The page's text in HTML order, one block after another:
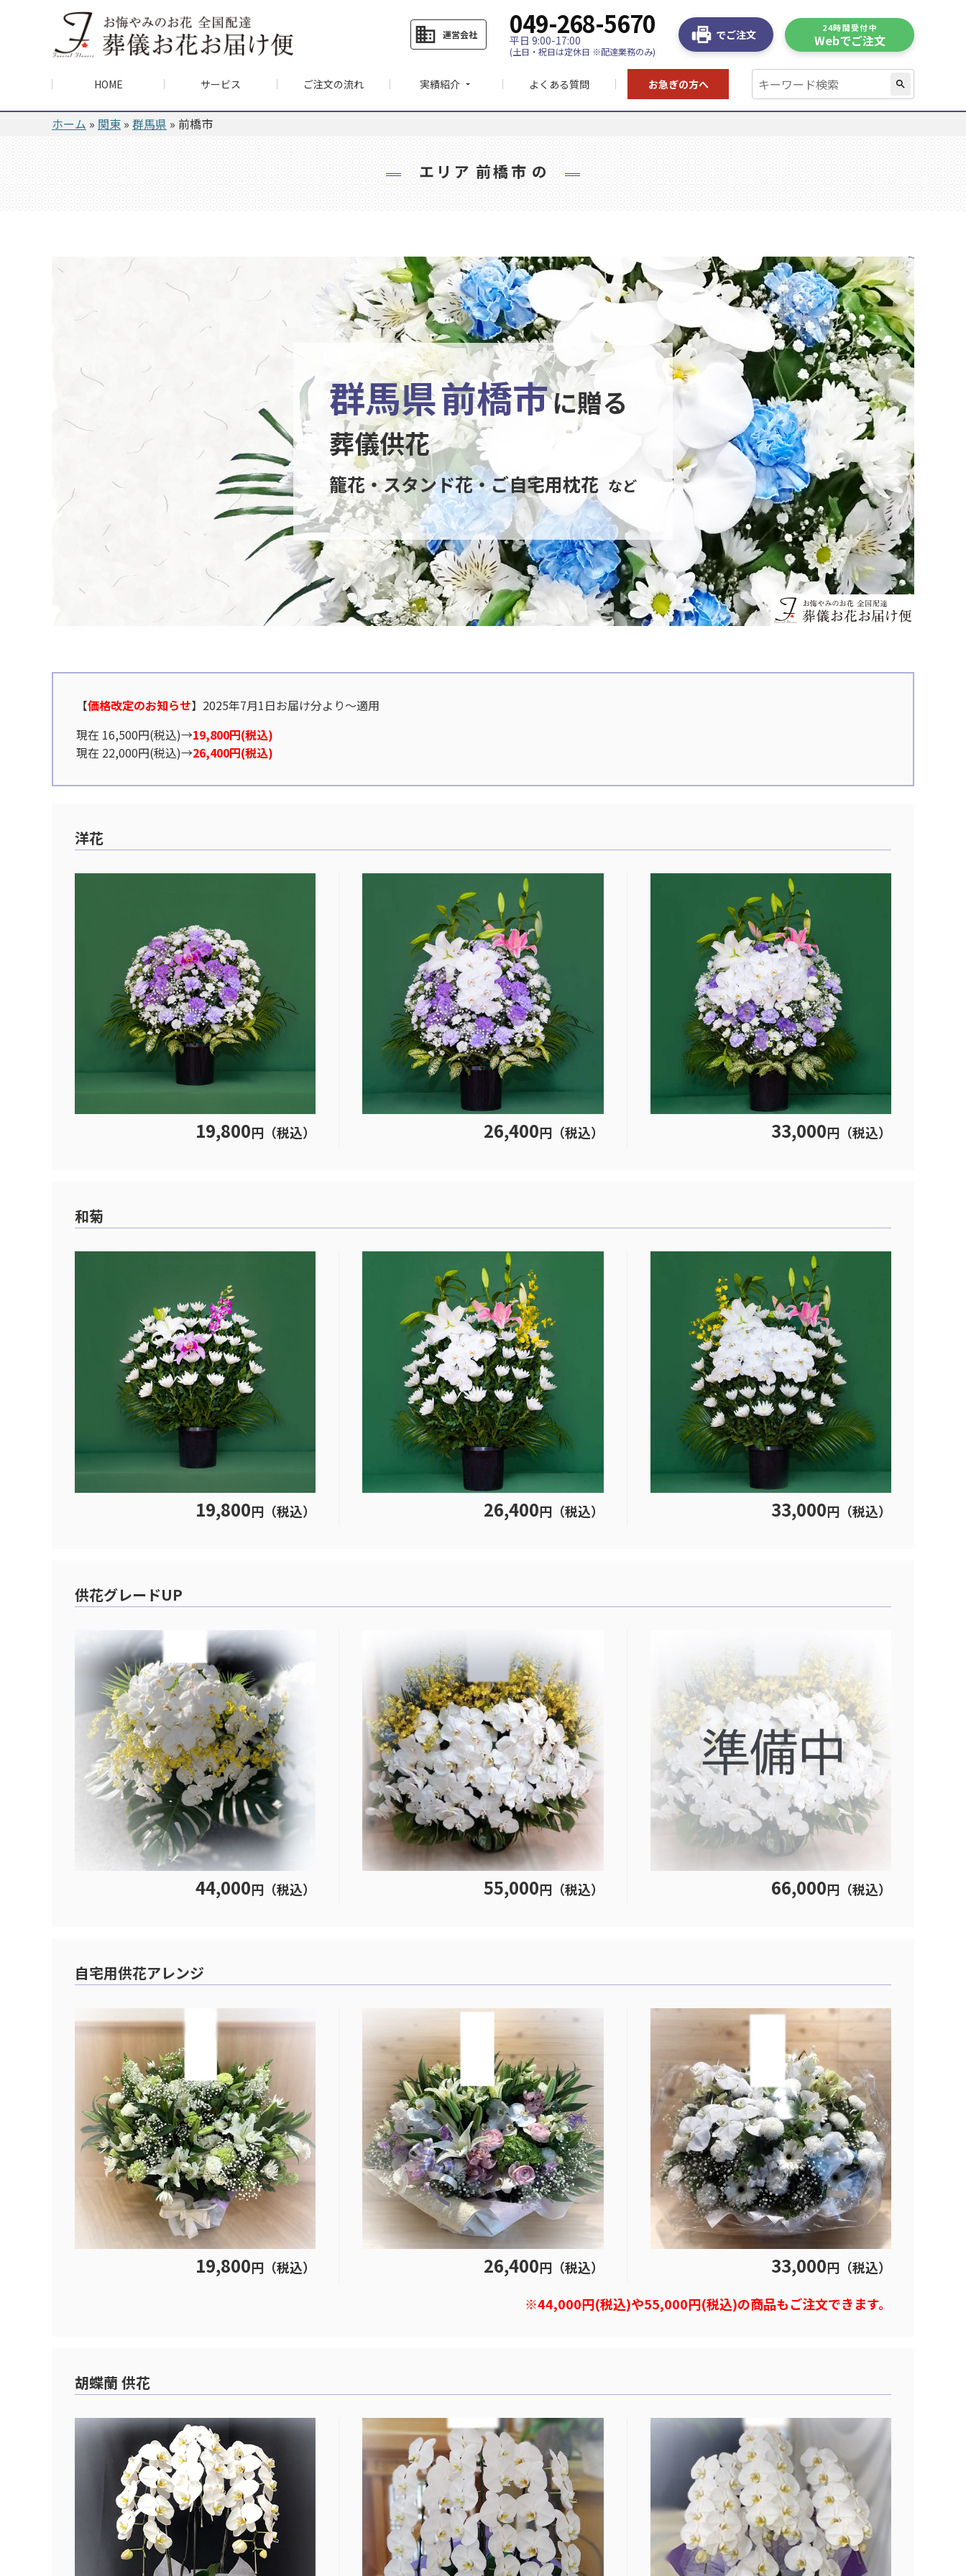
business 運営会社 049-268-5670
平日 9:00-17:00
(土日・祝日は定休日 ※配達業務のみ)
でご注文
24時間受付中
Webでご注文
search
HOME サービス ご注文の流れ 実績紹介 arrow_drop_down よくある質問 お急ぎの方へ
ホーム » 関東 » 群馬県 » 前橋市
エリア 前橋市 の
群馬県前橋市に贈る
葬儀供花
籠花・スタンド花・ご自宅用枕花 など
【価格改定のお知らせ】2025年7月1日お届け分より〜適用
現在 16,500円(税込)→19,800円(税込)
現在 22,000円(税込)→26,400円(税込)
洋花
19,800円（税込） 26,400円（税込） 33,000円（税込）
和菊
19,800円（税込） 26,400円（税込） 33,000円（税込）
供花グレードUP
44,000円（税込） 55,000円（税込） 66,000円（税込）
自宅用供花アレンジ
19,800円（税込） 26,400円（税込） 33,000円（税込）
※44,000円(税込)や55,000円(税込)の商品もご注文できます。
胡蝶蘭 供花